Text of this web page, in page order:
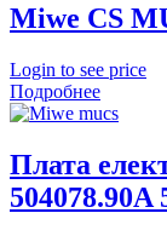
Miwe CS
Login to see price
Подробнее
Плата
504078.90A